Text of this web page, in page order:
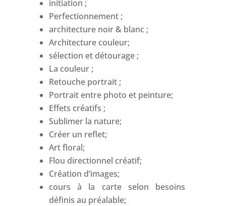
initiation ;
Perfectionnement ;
architecture noir & blanc ;
Architecture couleur;
sélection et détourage ;
La couleur ;
Retouche portrait ;
Portrait entre photo et peinture;
Effets créatifs ;
Sublimer la nature;
Créer un reflet;
Art floral;
Flou directionnel créatif;
Création d’images;
cours à la carte selon besoins
définis au préalable;